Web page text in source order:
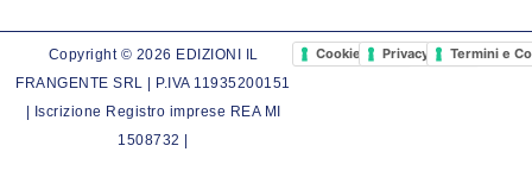
Copyright © 2026 EDIZIONI IL
FRANGENTE SRL | P.IVA 11935200151
| Iscrizione Registro imprese REA MI
1508732 |
Cookie PolicyPrivacy PolicyTermini e